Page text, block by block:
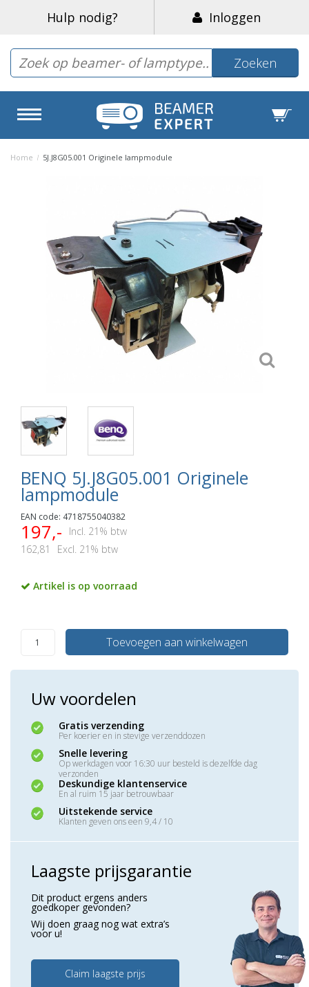
Hulp nodig? Inloggen
Zoeken
Home / 5J.J8G05.001 Originele lampmodule
BENQ 5J.J8G05.001 Originele
lampmodule
EAN code: 4718755040382
197,-
Incl. 21% btw
162,81
Excl. 21% btw
Artikel is op voorraad
Toevoegen aan winkelwagen
Uw voordelen
Gratis verzending
Per koerier en in stevige verzenddozen
Snelle levering
Op werkdagen voor 16:30 uur besteld is dezelfde dag
verzonden
Deskundige klantenservice
En al ruim 15 jaar betrouwbaar
Uitstekende service
Klanten geven ons een 9,4 / 10
Laagste prijsgarantie
Dit product ergens anders
goedkoper gevonden?
Wij doen graag nog wat extra’s
voor u!
Claim laagste prijs